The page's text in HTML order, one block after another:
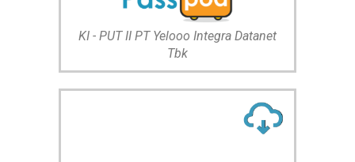
KI - PUT II PT Yelooo Integra Datanet
Tbk